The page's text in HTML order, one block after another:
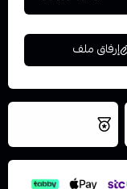
إرفاق ملف
نتميز بلجودة